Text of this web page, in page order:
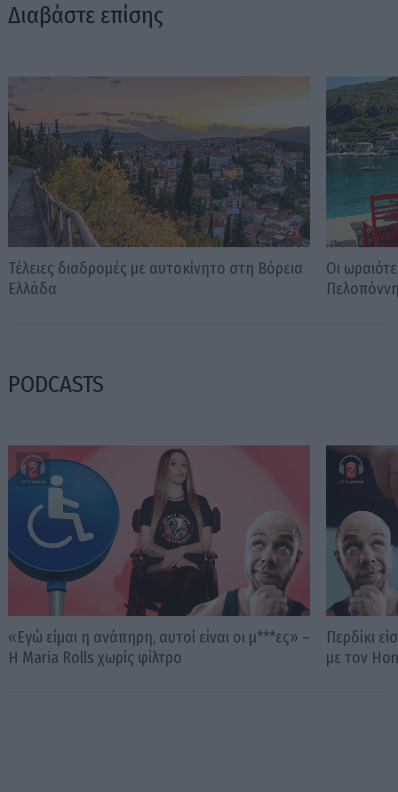
Διαβάστε επίσης
Τέλειες διαδρομές με αυτοκίνητο στη Βόρεια
Ελλάδα
Οι
PODCASTS
«Εγώ είμαι η ανάπηρη, αυτοί είναι οι μ***ες» –
Η Maria Rolls χωρίς φίλτρο
Περδίκι
με τον